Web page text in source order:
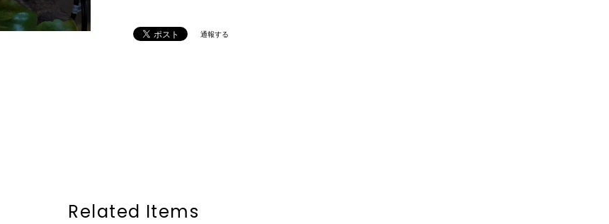
通報する
Related Items